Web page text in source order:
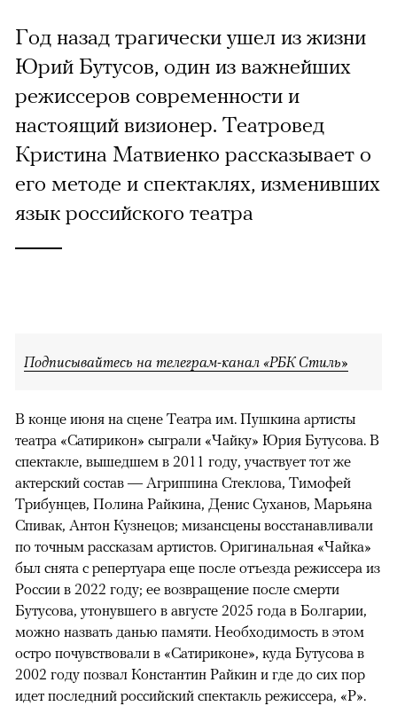
Год назад трагически ушел из жизни
Юрий Бутусов, один из важнейших
режиссеров современности и
настоящий визионер. Театровед
Кристина Матвиенко рассказывает о
его методе и спектаклях, изменивших
язык российского театра
Подписывайтесь на телеграм-канал «РБК Стиль»
В конце июня на сцене Театра им. Пушкина артисты
театра «Сатирикон» сыграли «Чайку» Юрия Бутусова. В
спектакле, вышедшем в 2011 году, участвует тот же
актерский состав — Агриппина Стеклова, Тимофей
Трибунцев, Полина Райкина, Денис Суханов, Марьяна
Спивак, Антон Кузнецов; мизансцены восстанавливали
по точным рассказам артистов. Оригинальная «Чайка»
был снята с репертуара еще после отъезда режиссера из
России в 2022 году; ее возвращение после смерти
Бутусова, утонувшего в августе 2025 года в Болгарии,
можно назвать данью памяти. Необходимость в этом
остро почувствовали в «Сатириконе», куда Бутусова в
2002 году позвал Константин Райкин и где до сих пор
идет последний российский спектакль режиссера, «Р».